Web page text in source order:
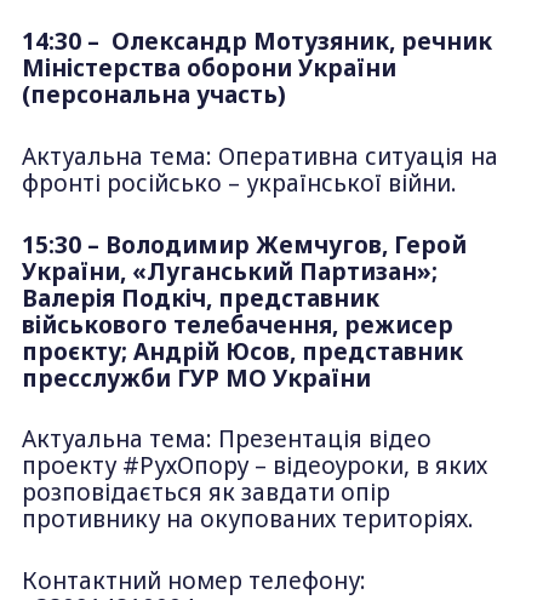
14:30 – Олександр Мотузяник, речник
Міністерства оборони України
(персональна участь)
Актуальна тема: Оперативна ситуація на
фронті російсько – української війни.
15:30 – Володимир Жемчугов, Герой
України, «Луганський Партизан»;
Валерія Подкіч, представник
військового телебачення, режисер
проєкту; Андрій Юсов, представник
пресслужби ГУР МО України
Актуальна тема: Презентація відео
проекту #РухОпору – відеоуроки, в яких
розповідається як завдати опір
противнику на окупованих територіях.
Контактний номер телефону: